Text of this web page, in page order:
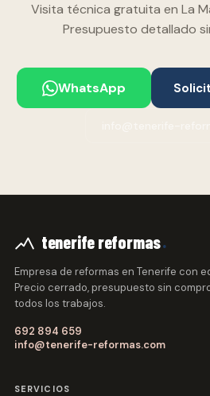
Visita técnica gratuita en La
Presupuesto detallado
WhatsApp
tenerife reformas.
Empresa de reformas en Tenerife con
Precio cerrado, presupuesto sin
todos los trabajos.
692 894 659
info@tenerife-reformas.com
SERVICIOS